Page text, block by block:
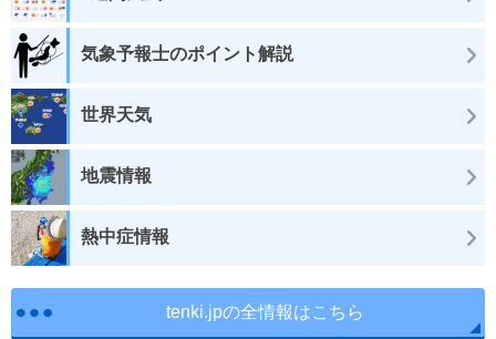
気象予報士のポイント解説
世界天気
地震情報
熱中症情報
tenki.jpの全情報はこちら